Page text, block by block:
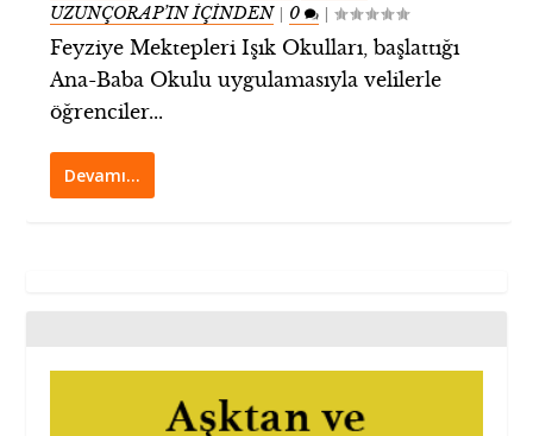
UZUNÇORAP’IN İÇİNDEN| 0 |
Feyziye Mektepleri Işık Okulları, başlattığı
Ana-Baba Okulu uygulamasıyla velilerle
öğrenciler...
Devamı…